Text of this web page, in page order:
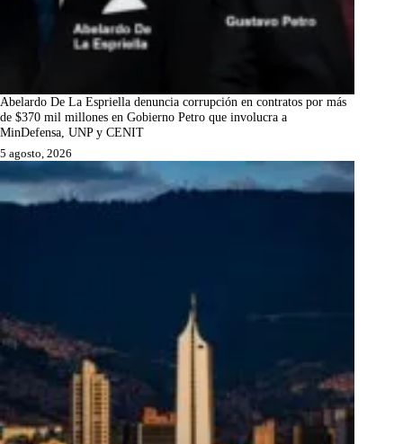
Abelardo De La Espriella denuncia corrupción en contratos por más
de $370 mil millones en Gobierno Petro que involucra a
MinDefensa, UNP y CENIT
5 agosto, 2026